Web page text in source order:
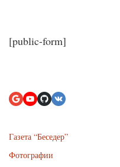
[public-form]
Газета “Беседер”
Фотографии